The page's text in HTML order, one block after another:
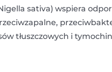
sativa) wspiera
tłuszczowych i